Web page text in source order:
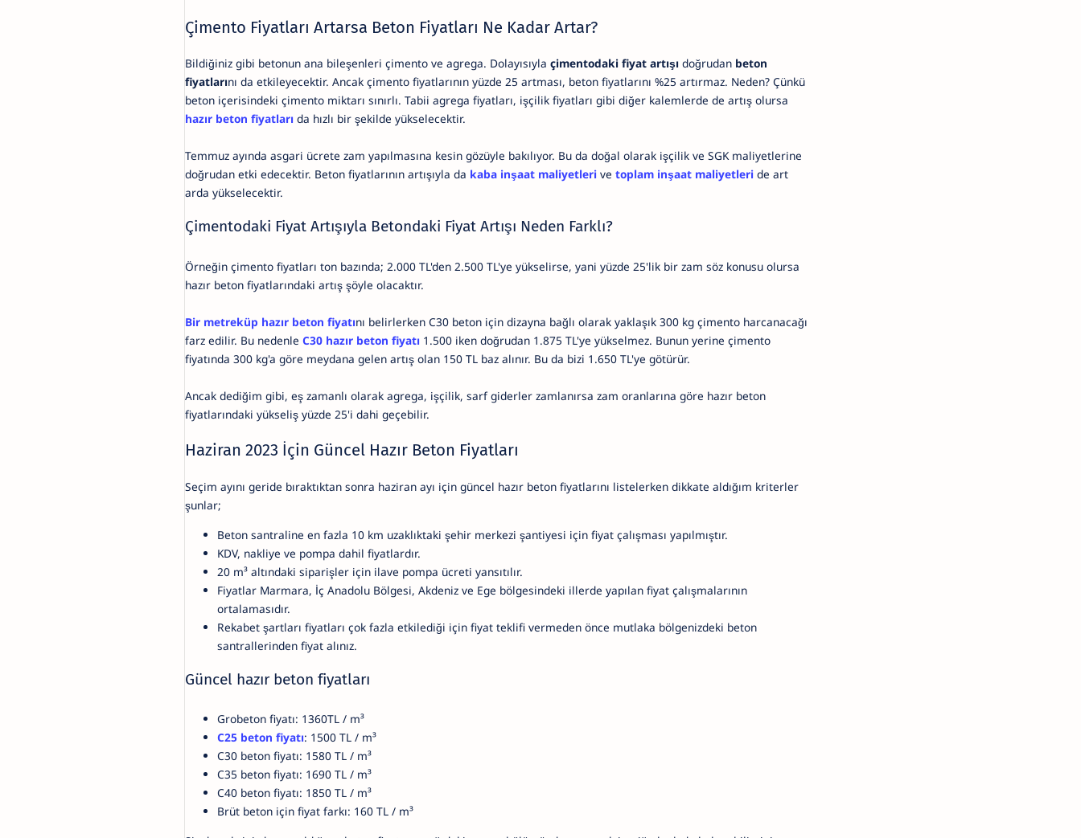
Çimento Fiyatları Artarsa Beton Fiyatları Ne Kadar Artar?
Bildiğiniz gibi betonun ana bileşenleri çimento ve agrega. Dolayısıyla çimentodaki fiyat artışı doğrudan beton
fiyatlarını da etkileyecektir. Ancak çimento fiyatlarının yüzde 25 artması, beton fiyatlarını %25 artırmaz. Neden? Çünkü
beton içerisindeki çimento miktarı sınırlı. Tabii agrega fiyatları, işçilik fiyatları gibi diğer kalemlerde de artış olursa
hazır beton fiyatları da hızlı bir şekilde yükselecektir.
Temmuz ayında asgari ücrete zam yapılmasına kesin gözüyle bakılıyor. Bu da doğal olarak işçilik ve SGK maliyetlerine
doğrudan etki edecektir. Beton fiyatlarının artışıyla da kaba inşaat maliyetleri ve toplam inşaat maliyetleri de art
arda yükselecektir.
Çimentodaki Fiyat Artışıyla Betondaki Fiyat Artışı Neden Farklı?
Örneğin çimento fiyatları ton bazında; 2.000 TL'den 2.500 TL'ye yükselirse, yani yüzde 25'lik bir zam söz konusu olursa
hazır beton fiyatlarındaki artış şöyle olacaktır.
Bir metreküp hazır beton fiyatını belirlerken C30 beton için dizayna bağlı olarak yaklaşık 300 kg çimento harcanacağı
farz edilir. Bu nedenle C30 hazır beton fiyatı 1.500 iken doğrudan 1.875 TL'ye yükselmez. Bunun yerine çimento
fiyatında 300 kg'a göre meydana gelen artış olan 150 TL baz alınır. Bu da bizi 1.650 TL'ye götürür.
Ancak dediğim gibi, eş zamanlı olarak agrega, işçilik, sarf giderler zamlanırsa zam oranlarına göre hazır beton
fiyatlarındaki yükseliş yüzde 25'i dahi geçebilir.
Haziran 2023 İçin Güncel Hazır Beton Fiyatları
Seçim ayını geride bıraktıktan sonra haziran ayı için güncel hazır beton fiyatlarını listelerken dikkate aldığım kriterler
şunlar;
Beton santraline en fazla 10 km uzaklıktaki şehir merkezi şantiyesi için fiyat çalışması yapılmıştır.
KDV, nakliye ve pompa dahil fiyatlardır.
20 m³ altındaki siparişler için ilave pompa ücreti yansıtılır.
Fiyatlar Marmara, İç Anadolu Bölgesi, Akdeniz ve Ege bölgesindeki illerde yapılan fiyat çalışmalarının
ortalamasıdır.
Rekabet şartları fiyatları çok fazla etkilediği için fiyat teklifi vermeden önce mutlaka bölgenizdeki beton
santrallerinden fiyat alınız.
Güncel hazır beton fiyatları
Grobeton fiyatı: 1360TL / m³
C25 beton fiyatı: 1500 TL / m³
C30 beton fiyatı: 1580 TL / m³
C35 beton fiyatı: 1690 TL / m³
C40 beton fiyatı: 1850 TL / m³
Brüt beton için fiyat farkı: 160 TL / m³